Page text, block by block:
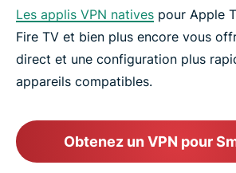
Les applis VPN natives pour Apple
Fire TV et bien plus encore vous
direct et une configuration plus
appareils compatibles.
Obtenez un VPN pour